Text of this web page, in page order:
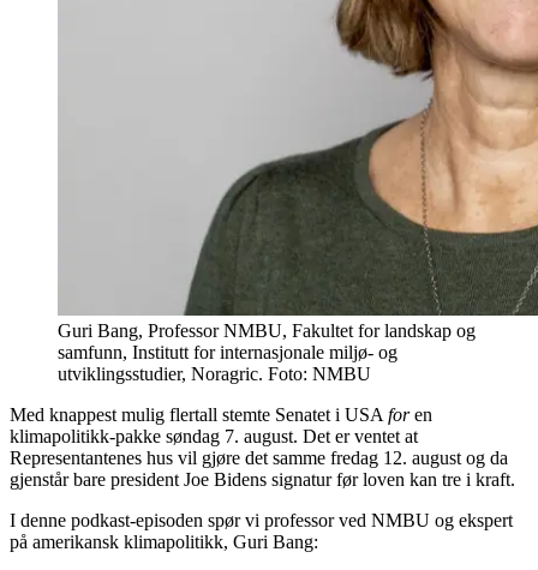
Guri Bang, Professor NMBU, Fakultet for landskap og
samfunn, Institutt for internasjonale miljø- og
utviklingsstudier, Noragric. Foto: NMBU
Med knappest mulig flertall stemte Senatet i USA foren
klimapolitikk-pakke søndag 7. august. Det er ventet at
Representantenes hus vil gjøre det samme fredag 12. august og da
gjenstår bare president Joe Bidens signatur før loven kan tre i kraft.
I denne podkast-episoden spør vi professor ved NMBU og ekspert
på amerikansk klimapolitikk, Guri Bang: